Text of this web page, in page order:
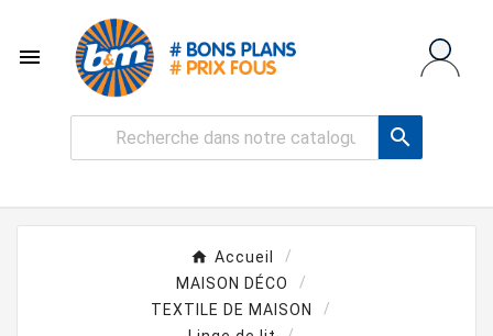


Accueil
MAISON DÉCO
TEXTILE DE MAISON